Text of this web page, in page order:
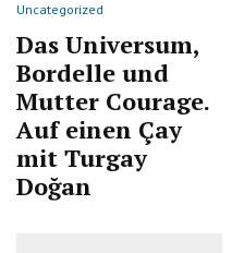
Uncategorized
Das Universum,
Bordelle und
Mutter Courage.
Auf einen Çay
mit Turgay
Doğan